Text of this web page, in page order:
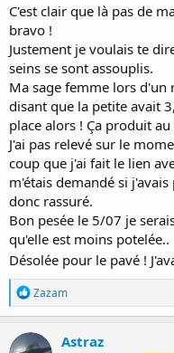
C'est clair que là pas de
bravo !
Justement je voulais te
seins se sont assouplis.
Ma sage femme lors d'un
disant que la petite avait
place alors ! Ça produit
J'ai pas relevé sur le
coup que j'ai fait le lien
m'étais demandé si
donc rassuré.
Bon pesée le 5/07 je
qu'elle est moins potelée..
Désolée pour le pavé !
R
é
a
c
t
Zazam
Astraz